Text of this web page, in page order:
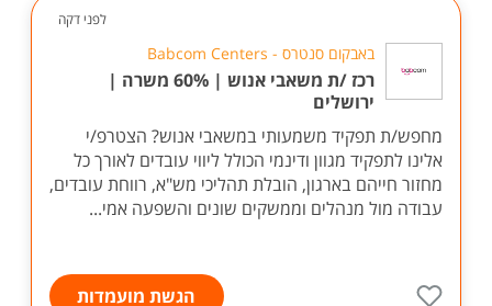
לפני דקה
באבקום סנטרס - Babcom Centers
רכז /ת משאבי אנוש | 60% משרה |
ירושלים
מחפש/ת תפקיד משמעותי במשאבי אנוש? הצטרפ/י
אלינו לתפקיד מגוון ודינמי הכולל ליווי עובדים לאורך כל
מחזור חייהם בארגון, הובלת תהליכי מש"א, רווחת עובדים,
עבודה מול מנהלים וממשקים שונים והשפעה אמי...
הגשת מועמדות